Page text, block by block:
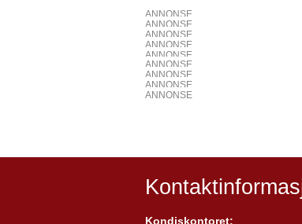
ANNONSE
ANNONSE
ANNONSE
ANNONSE
ANNONSE
ANNONSE
ANNONSE
ANNONSE
ANNONSE
Kondiskontoret: